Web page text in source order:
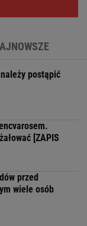
postąpić
[ZAPIS
przed
wiele osób